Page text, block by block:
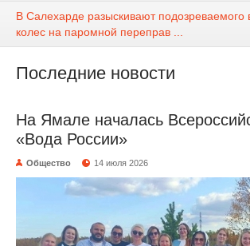
В Салехарде разыскивают подозреваемого
колес на паромной переправ ...
Последние новости
На Ямале началась
«Вода России»
Общество 14 июля 2026